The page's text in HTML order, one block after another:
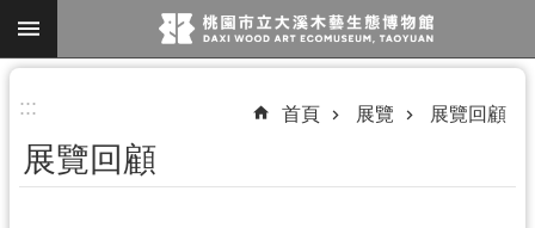
跳到主要內容區塊
搜
尋
::: 首頁 展覽 展覽回顧
展覽回顧